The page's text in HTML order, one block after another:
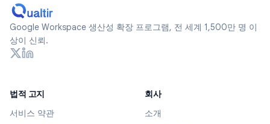
Google Workspace 생산성 확장 프로그램, 전 세계 1,500만 명 이
상이 신뢰.
법적 고지
서비스 약관
회사
소개